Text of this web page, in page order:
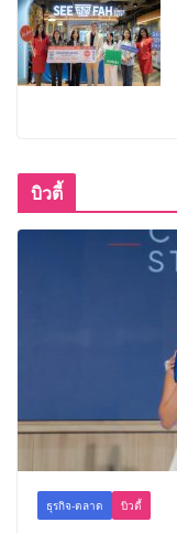
บิวตี้
ธุรกิจ-ตลาด บิวตี้